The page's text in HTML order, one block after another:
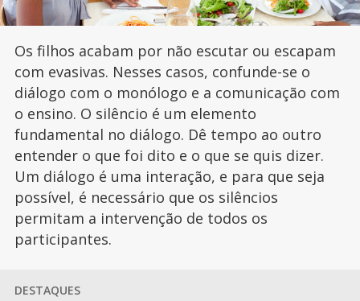
Os filhos acabam por não escutar ou escapam
com evasivas. Nesses casos, confunde-se o
diálogo com o monólogo e a comunicação com
o ensino. O silêncio é um elemento
fundamental no diálogo. Dê tempo ao outro
entender o que foi dito e o que se quis dizer.
Um diálogo é uma interação, e para que seja
possível, é necessário que os silêncios
permitam a intervenção de todos os
participantes.
DESTAQUES